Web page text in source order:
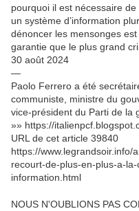
pourquoi il est nécessaire
un système d’information
dénoncer les mensonges
garantie que le plus grand
30 août 2024
—
Paolo Ferrero a été
communiste, ministre du
vice-président du Parti de la
»» https://
URL de cet article 39840
https://www.legrandsoir.info/
recourt-de-plus-en-plus-a-
information.html
NOUS N'OUBLIONS PAS